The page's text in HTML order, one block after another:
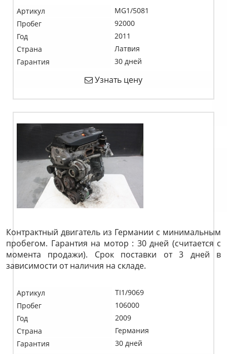
Артикул
MG1/5081
Пробег
92000
Год
2011
Страна
Латвия
Гарантия
30 дней
Узнать цену
Контрактный двигатель из Германии с минимальным
пробегом. Гарантия на мотор : 30 дней (считается с
момента продажи). Срок поставки от 3 дней в
зависимости от наличия на складе.
Артикул
TI1/9069
Пробег
106000
Год
2009
Страна
Германия
Гарантия
30 дней